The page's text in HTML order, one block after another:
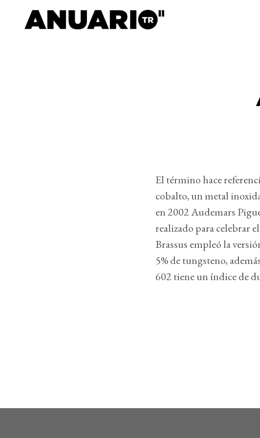
El término hace
cobalto, un metal
en 2002 Audemars
realizado para celebrar
Brassus empleó la
5% de tungsteno,
602 tiene un índice de